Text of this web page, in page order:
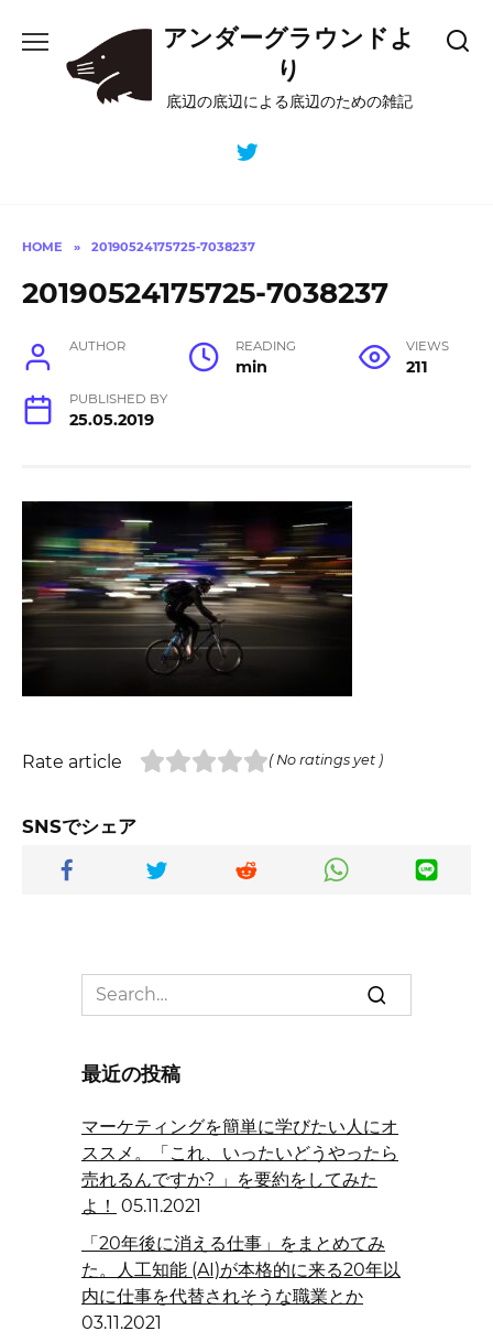
content
アンダーグラウンドよ
り
底辺の底辺による底辺のための雑記
HOME » 20190524175725-7038237
20190524175725-7038237
AUTHOR READING
min
VIEWS
211
PUBLISHED BY
25.05.2019
Rate article ( No ratings yet )
SNSでシェア
Search
for:
最近の投稿
マーケティングを簡単に学びたい人にオ
ススメ。「これ、いったいどうやったら
売れるんですか? 」を要約をしてみた
よ！ 05.11.2021
「20年後に消える仕事」をまとめてみ
た。人工知能 (AI)が本格的に来る20年以
内に仕事を代替されそうな職業とか
03.11.2021